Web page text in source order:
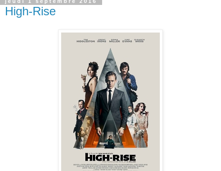
jeudi 1 septembre 2016
High-Rise